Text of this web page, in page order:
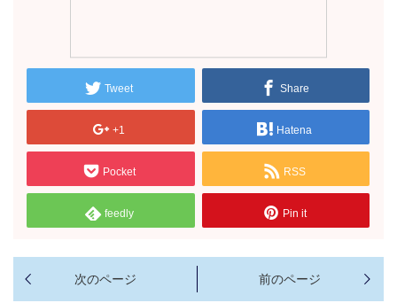
Tweet Share
+1 Hatena
Pocket RSS
feedly Pin it